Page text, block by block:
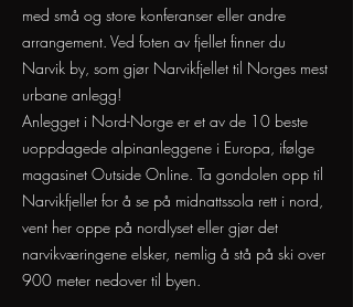
med små og store konferanser eller andre
arrangement. Ved foten av fjellet finner du
Narvik by, som gjør Narvikfjellet til Norges mest
urbane anlegg!
Anlegget i Nord-Norge er et av de 10 beste
uoppdagede alpinanleggene i Europa, ifølge
magasinet Outside Online. Ta gondolen opp til
Narvikfjellet for å se på midnattssola rett i nord,
vent her oppe på nordlyset eller gjør det
narvikværingene elsker, nemlig å stå på ski over
900 meter nedover til byen.